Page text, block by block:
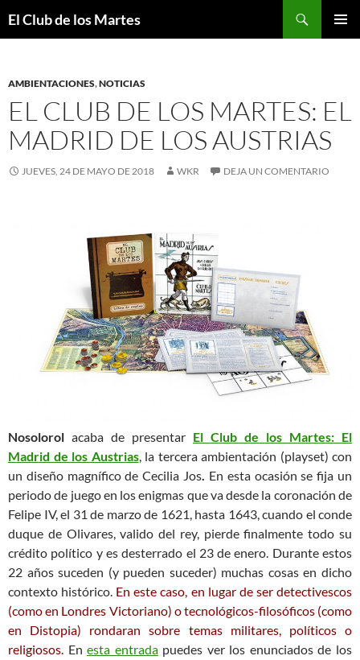
El Club de los Martes
AMBIENTACIONES,NOTICIAS
EL CLUB DE LOS MARTES: EL
MADRID DE LOS AUSTRIAS
JUEVES, 24 DE MAYO DE 2018 WKR DEJA UN COMENTARIO
Nosolorol acaba de presentar El Club de los Martes: El
Madrid de los Austrias, la tercera ambientación (playset) con
un diseño magnífico de Cecilia Jos. En esta ocasión se fija un
periodo de juego en los enigmas que va desde la coronación de
Felipe IV, el 31 de marzo de 1621, hasta 1643, cuando el conde
duque de Olivares, valido del rey, pierde finalmente todo su
crédito político y es desterrado el 23 de enero. Durante estos
22 años suceden (y pueden suceder) muchas cosas en dicho
contexto histórico. En este caso, en lugar de ser detectivescos
(como en Londres Victoriano) o tecnológicos-filosóficos (como
en Distopia) rondaran sobre temas militares, políticos o
religiosos. Enesta entradapuedes ver los enunciados de los